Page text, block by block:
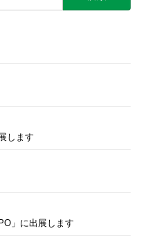
します
」に出展します